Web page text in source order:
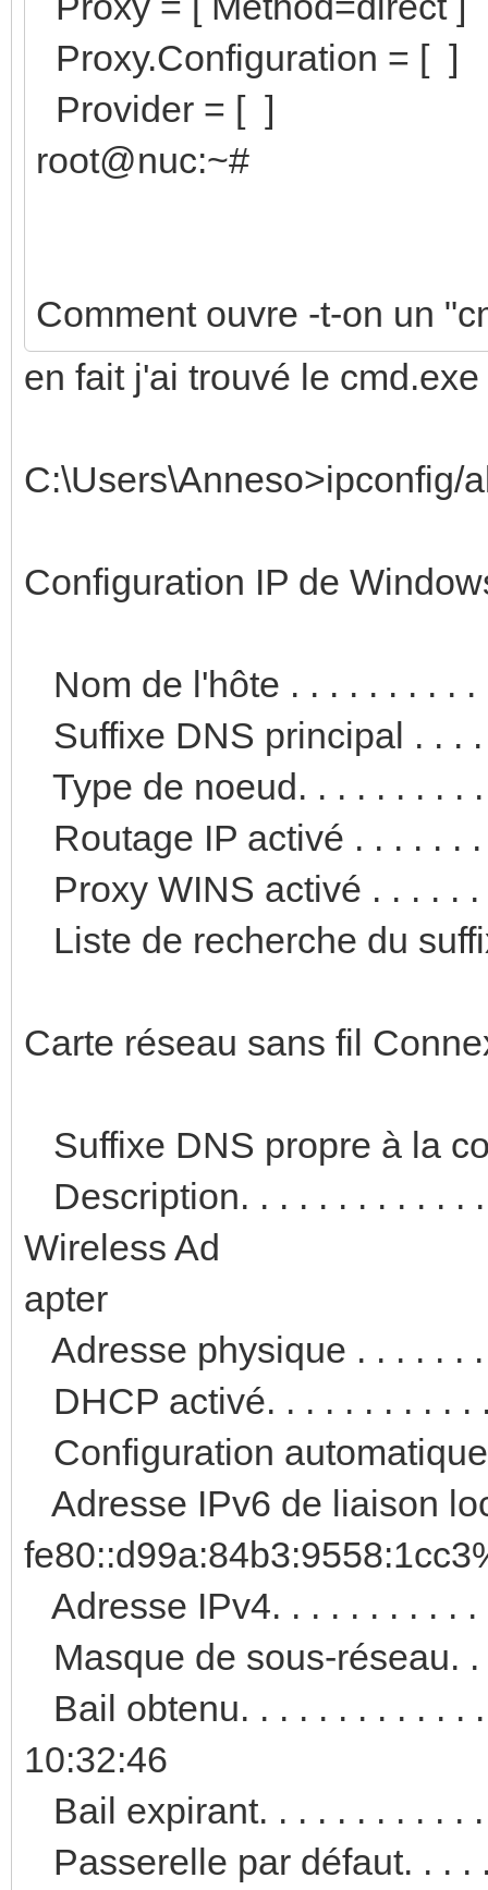
Proxy.Configuration = [ ]
Provider = [ ]
root@nuc:~#
Comment ouvre -t-on un
en fait j'ai trouvé le
C:\Users\Anneso>ipconfig/
Configuration IP de
Nom de l'hôte . . . . . . . . .
Suffixe DNS principal . . .
Type de noeud. . . . . . . . .
Routage IP activé . . . . . .
Proxy WINS activé . . . . . .
Liste de recherche du
Carte réseau sans fil
Suffixe DNS propre à la
Description. . . . . . . . . . . .
Wireless Ad
apter
Adresse physique . . . . . .
DHCP activé. . . . . . . . . . .
Configuration
Adresse IPv6 de liaison
Adresse IPv4. . . . . . . . . .
Masque de sous-réseau.
Bail obtenu. . . . . . . . . . . .
10:32:46
Bail expirant. . . . . . . . . . .
Passerelle par défaut. . . .